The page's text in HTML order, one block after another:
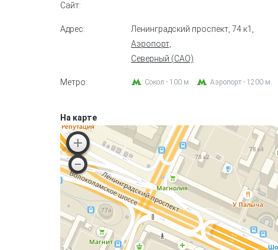
Сайт:
Адрес: Ленинградский проспект, 74 к1
Аэропорт,
Северный (САО)
Метро: Сокол - 100 м. Аэропорт - 1200 м.
На карте